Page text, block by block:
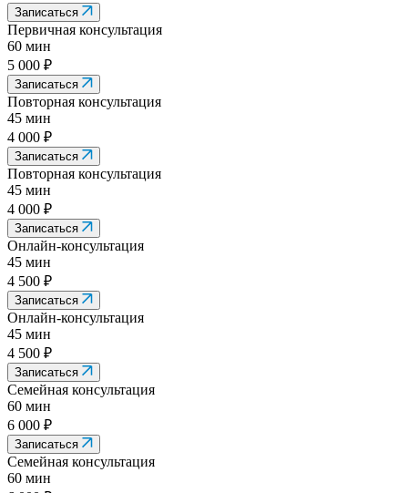
Записаться
Первичная консультация
60 мин
5 000 ₽
Записаться
Повторная консультация
45 мин
4 000 ₽
Записаться
Повторная консультация
45 мин
4 000 ₽
Записаться
Онлайн-консультация
45 мин
4 500 ₽
Записаться
Онлайн-консультация
45 мин
4 500 ₽
Записаться
Семейная консультация
60 мин
6 000 ₽
Записаться
Семейная консультация
60 мин